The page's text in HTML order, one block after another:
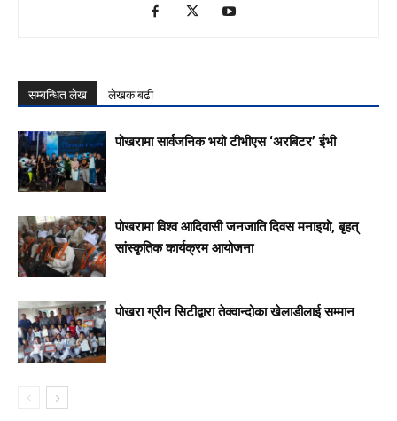
सम्बन्धित लेख लेखक बढी
पोखरामा सार्वजनिक भयो टीभीएस ‘अरबिटर’ ईभी
पोखरामा विश्व आदिवासी जनजाति दिवस मनाइयो, बृहत्
सांस्कृतिक कार्यक्रम आयोजना
पोखरा ग्रीन सिटीद्वारा तेक्वान्दोका खेलाडीलाई सम्मान